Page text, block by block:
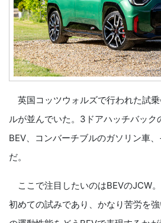
英国コッツウォルズで行われた試
ルが並んでいた。3ドアハッチバック
BEV、コンバーチブルのガソリン車
だ。
ここで注目したいのはBEVのJCW
初めての試みであり、かなり苦労を